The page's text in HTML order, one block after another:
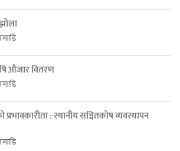
औजार वितरण
प्रभावकारीता : स्थानीय सञ्चितकोष व्यवस्थापन